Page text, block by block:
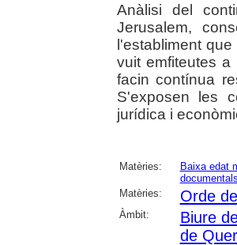
Anàlisi del
Jerusalem,
l'establiment
vuit emfiteutes
facin contínua
S'exposen les
jurídica i
Matèries: Baixa edat
documentals
Matèries:
Orde
Àmbit: Biure
de